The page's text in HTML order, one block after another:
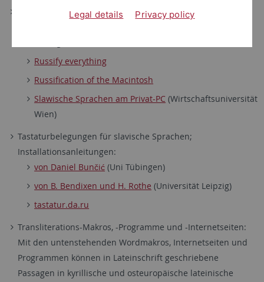
Übersichtsseiten:
Russify everything
Russification of the Macintosh
Slawische Sprachen am Privat-PC (Wirtschaftsuniversität
Wien)
Tastaturbelegungen für slavische Sprachen;
Installationsanleitungen:
von Daniel Bunčić (Uni Tübingen)
von B. Bendixen und H. Rothe (Universität Leipzig)
tastatur.da.ru
Transliterations-Makros, -Programme und -Internetseiten:
Mit den untenstehenden Wordmakros, Internetseiten und
Programmen können in Lateinschrift geschriebene
Passagen in kyrillische und osteuropäische lateinische
Legal details Privacy policy